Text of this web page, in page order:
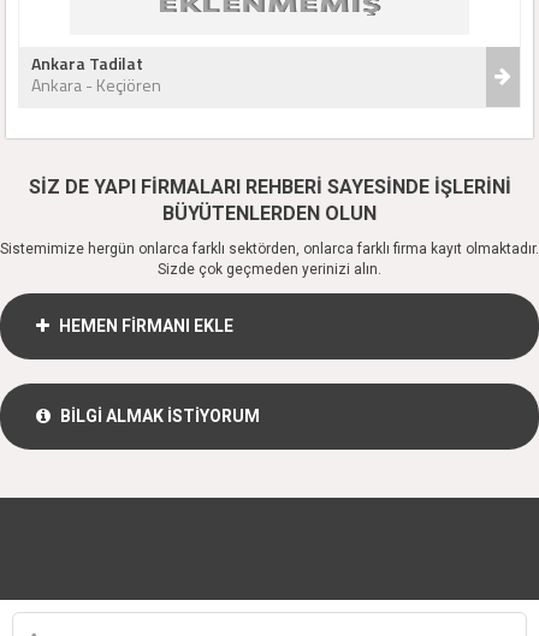
Ankara Tadilat
Ankara - Keçiören
SİZ DE YAPI FİRMALARI REHBERİ SAYESİNDE İŞLERİNİ
BÜYÜTENLERDEN OLUN
Sistemimize hergün onlarca farklı sektörden, onlarca farklı firma kayıt olmaktadır.
Sizde çok geçmeden yerinizi alın.
HEMEN FİRMANI EKLE
BİLGİ ALMAK İSTİYORUM